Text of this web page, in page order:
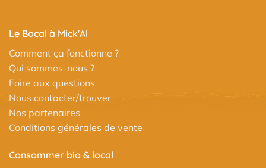
Le Bocal à Mick'Al
Comment ça fonctionne ?
Qui sommes-nous ?
Foire aux questions
Nous contacter/trouver
Nos partenaires
Conditions générales de vente
Consommer bio & local